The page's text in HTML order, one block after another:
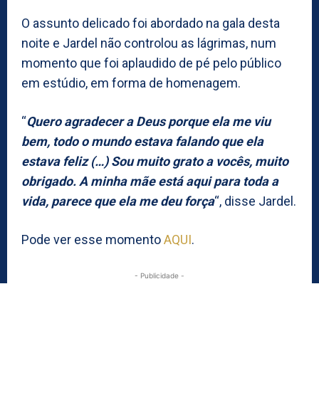
O assunto delicado foi abordado na gala desta
noite e Jardel não controlou as lágrimas, num
momento que foi aplaudido de pé pelo público
em estúdio, em forma de homenagem.
“Quero agradecer a Deus porque ela me viu
bem, todo o mundo estava falando que ela
estava feliz (…) Sou muito grato a vocês, muito
obrigado. A minha mãe está aqui para toda a
vida, parece que ela me deu força“, disse Jardel.
Pode ver esse momentoAQUI.
- Publicidade -